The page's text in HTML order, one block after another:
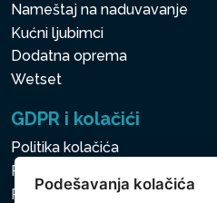
Nameštaj na naduvavanje
Kućni ljubimci
Dodatna oprema
Wetset
GDPR i kolačići
Politika kolačića
Politika zaštite ličnih i drugih
Politika kolačića
Podešavanja kolačića